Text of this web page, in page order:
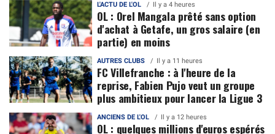
L'ACTU DE L'OL Il y a 4 heures
OL : Orel Mangala prêté sans option
d'achat à Getafe, un gros salaire (en
partie) en moins
AUTRES CLUBS Il y a 11 heures
FC Villefranche : à l'heure de la
reprise, Fabien Pujo veut un groupe
plus ambitieux pour lancer la Ligue 3
ANCIENS DE L'OL Il y a 12 heures
OL : quelques millions d'euros espérés